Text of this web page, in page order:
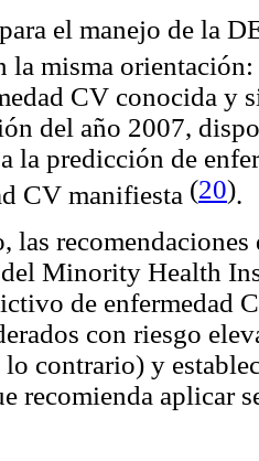
el manejo de la
la misma
CV conocida y
del año 2007,
la predicción de
CV manifiesta (20).
las
Minority Health
de enfermedad
con riesgo
lo contrario) y
recomienda aplicar